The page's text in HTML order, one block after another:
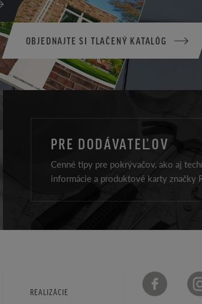
OBJEDNAJTE SI TLAČENÝ KATALÓG
PRE DODÁVATEĽOV
Cenné tipy pre pokrývačov, ako aj
informácie a produktové karty značky
REALIZÁCIE